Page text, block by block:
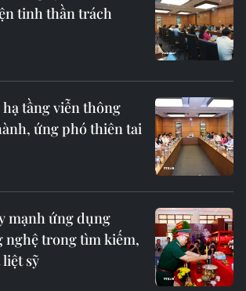
tinh thần trách
tầng viễn thông
ứng phó thiên tai
mạnh ứng dụng
nghệ trong tìm kiếm,
sỹ